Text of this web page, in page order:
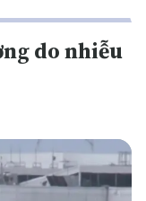
do nhiễu